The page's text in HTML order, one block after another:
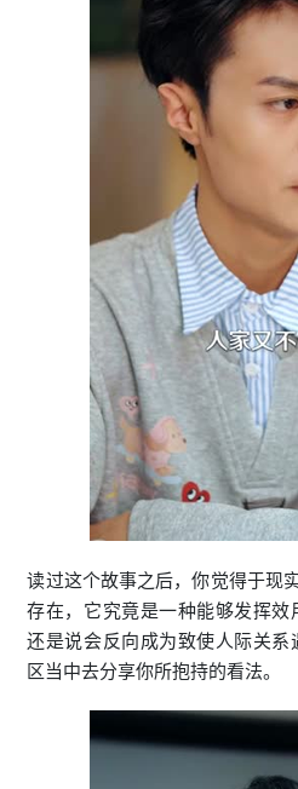
读过这个故事之后，你觉得于现
存在，它究竟是一种能够发挥效
还是说会反向成为致使人际关
区当中去分享你所抱持的看法。